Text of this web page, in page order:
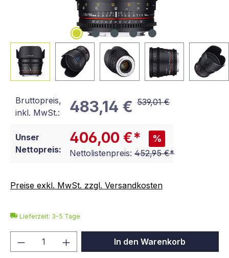
Bruttopreis,
inkl. MwSt.:
483,14 € 539,01 €
Unser
Nettopreis:
406,00 €* %
Nettolistenpreis: 452,95 €*
Preise exkl. MwSt. zzgl. Versandkosten
Lieferzeit: 3-5 Tage
Produkt Anzahl: Gib denIn den Warenkorb